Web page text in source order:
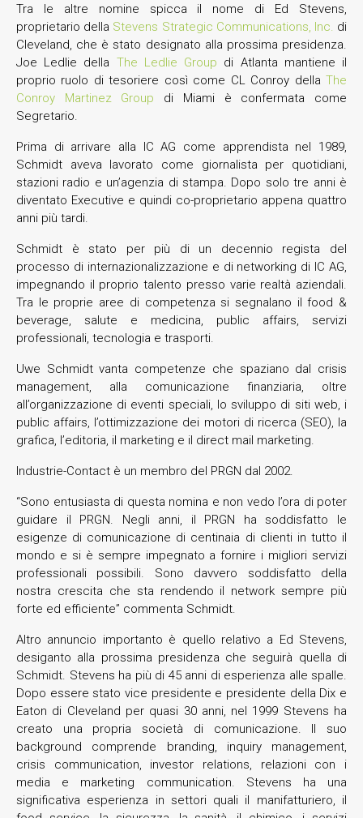
Tra le altre nomine spicca il nome di Ed Stevens,
proprietario della Stevens Strategic Communications, Inc. di
Cleveland, che è stato designato alla prossima presidenza.
Joe Ledlie della The Ledlie Group di Atlanta mantiene il
proprio ruolo di tesoriere così come CL Conroy della The
Conroy Martinez Group di Miami è confermata come
Segretario.
Prima di arrivare alla IC AG come apprendista nel 1989,
Schmidt aveva lavorato come giornalista per quotidiani,
stazioni radio e un’agenzia di stampa. Dopo solo tre anni è
diventato Executive e quindi co-proprietario appena quattro
anni più tardi.
Schmidt è stato per più di un decennio regista del
processo di internazionalizzazione e di networking di IC AG,
impegnando il proprio talento presso varie realtà aziendali.
Tra le proprie aree di competenza si segnalano il food &
beverage, salute e medicina, public affairs, servizi
professionali, tecnologia e trasporti.
Uwe Schmidt vanta competenze che spaziano dal crisis
management, alla comunicazione finanziaria, oltre
all’organizzazione di eventi speciali, lo sviluppo di siti web, i
public affairs, l’ottimizzazione dei motori di ricerca (SEO), la
grafica, l’editoria, il marketing e il direct mail marketing.
Industrie-Contact è un membro del PRGN dal 2002.
“Sono entusiasta di questa nomina e non vedo l’ora di poter
guidare il PRGN. Negli anni, il PRGN ha soddisfatto le
esigenze di comunicazione di centinaia di clienti in tutto il
mondo e si è sempre impegnato a fornire i migliori servizi
professionali possibili. Sono davvero soddisfatto della
nostra crescita che sta rendendo il network sempre più
forte ed efficiente” commenta Schmidt.
Altro annuncio importanto è quello relativo a Ed Stevens,
desiganto alla prossima presidenza che seguirà quella di
Schmidt. Stevens ha più di 45 anni di esperienza alle spalle.
Dopo essere stato vice presidente e presidente della Dix e
Eaton di Cleveland per quasi 30 anni, nel 1999 Stevens ha
creato una propria società di comunicazione. Il suo
background comprende branding, inquiry management,
crisis communication, investor relations, relazioni con i
media e marketing communication. Stevens ha una
significativa esperienza in settori quali il manifatturiero, il